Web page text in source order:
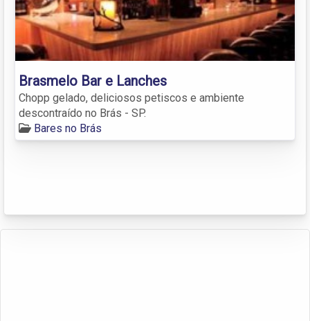
Brasmelo Bar e Lanches
Chopp gelado, deliciosos petiscos e ambiente
descontraído no Brás - SP.
Bares no Brás